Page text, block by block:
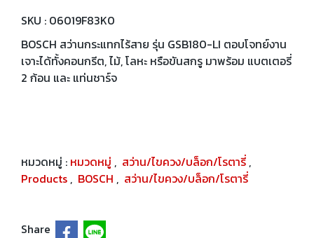
SKU : 06019F83K0
BOSCH สว่านกระแทกไร้สาย รุ่น GSB180-LI ตอบโจทย์งาน
เจาะได้ทั้งคอนกรีต, ไม้, โลหะ หรือขันสกรู มาพร้อม แบตเตอรี่
2 ก้อน และ แท่นชาร์จ
หมวดหมู่ : หมวดหมู่ , สว่าน/ไขควง/บล็อก/โรตารี่ ,
Products , BOSCH , สว่าน/ไขควง/บล็อก/โรตารี่
Share